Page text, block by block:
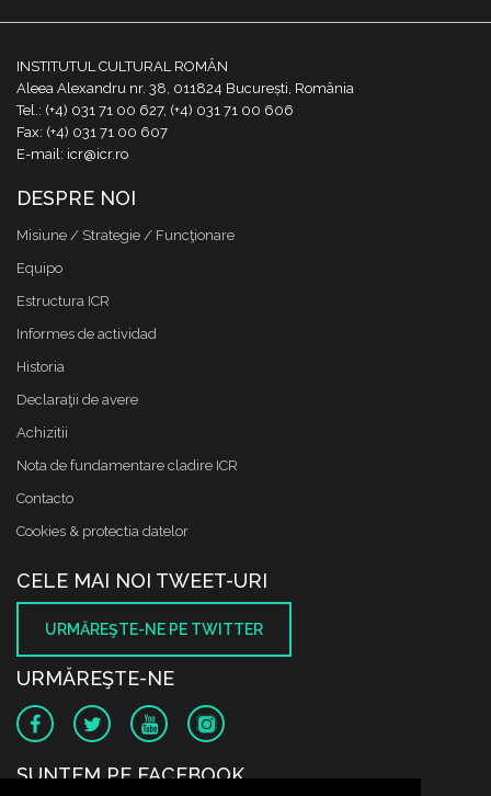
INSTITUTUL CULTURAL ROMÂN
Aleea Alexandru nr. 38, 011824 București, România
Tel.: (+4) 031 71 00 627, (+4) 031 71 00 606
Fax: (+4) 031 71 00 607
E-mail: icr@icr.ro
DESPRE NOI
Misiune / Strategie / Funcţionare
Equipo
Estructura ICR
Informes de actividad
Historia
Declaraţii de avere
Achizitii
Nota de fundamentare cladire ICR
Contacto
Cookies & protectia datelor
CELE MAI NOI TWEET-URI
URMĂREŞTE-NE PE TWITTER
URMĂREŞTE-NE
SUNTEM PE FACEBOOK